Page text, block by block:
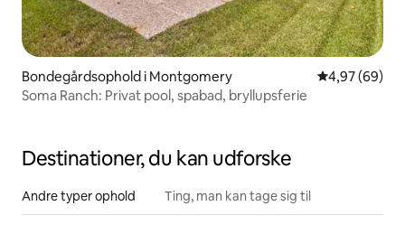
Bondegårdsophold i Montgomery 4,97 ud af 5 i
4,97 (69)
Soma Ranch: Privat pool, spabad, bryllupsferie
Destinationer, du kan udforske
Andre typer ophold Ting, man kan tage sig til